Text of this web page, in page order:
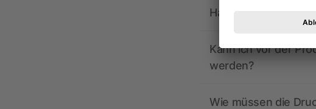
Hat allbranded
Kann ich vor der
werden?
Wie müssen die